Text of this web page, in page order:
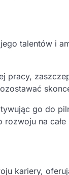
talentów i
pracy,
go do
rozwoju na całe
kariery,